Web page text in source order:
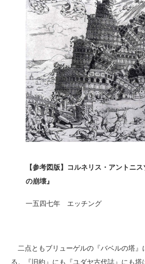
【参考図版】コルネリス・アントニ
の崩壊』
一五四七年 エッチング
二点ともブリューゲルの『バベルの塔』
る。『旧約』にも『ユダヤ古代誌』にも塔